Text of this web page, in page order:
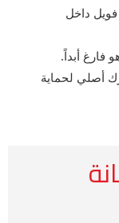
فويل داخل
فارغ أبداً.
أصلي لحماية